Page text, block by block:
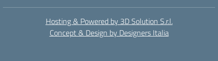
Hosting & Powered by 3D Solution S.r.l.
Concept & Design by Designers Italia